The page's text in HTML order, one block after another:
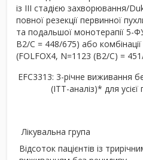
із III стадією захворювання/
повної резекції первинної
та подальшої монотерапії 5-
B2/C = 448/675) або
(FOLFOX4, N=1123 (B2/C) =
EFC3313: 3-річне виживання
(ІТТ-аналіз)* для усієї
Лікувальна група
Відсоток пацієнтів із